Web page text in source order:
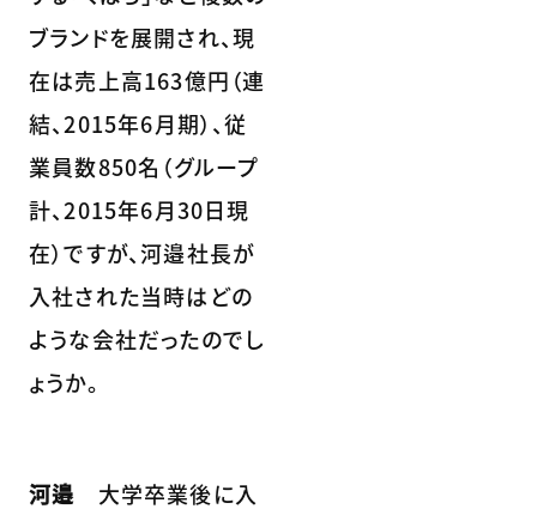
ブランドを展開され、現
在は売上高163億円（連
結、2015年6月期）、従
業員数850名（グループ
計、2015年6月30日現
在）ですが、河邉社長が
入社された当時はどの
ような会社だったのでし
ょうか。
河邉 大学卒業後に入